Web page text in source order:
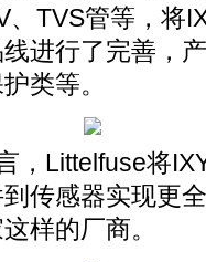
TVS管等，将
进行了完善，
类等。
Littelfuse将
传感器实现更
样的厂商。